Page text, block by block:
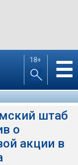
18+ ☰
штаб
о
акции в